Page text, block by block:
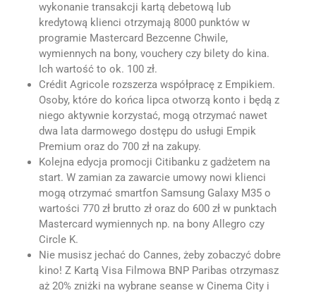
wykonanie transakcji kartą debetową lub
kredytową klienci otrzymają 8000 punktów w
programie Mastercard Bezcenne Chwile,
wymiennych na bony, vouchery czy bilety do kina.
Ich wartość to ok. 100 zł.
Crédit Agricole rozszerza współpracę z Empikiem.
Osoby, które do końca lipca otworzą konto i będą z
niego aktywnie korzystać, mogą otrzymać nawet
dwa lata darmowego dostępu do usługi Empik
Premium oraz do 700 zł na zakupy.
Kolejna edycja promocji Citibanku z gadżetem na
start. W zamian za zawarcie umowy nowi klienci
mogą otrzymać smartfon Samsung Galaxy M35 o
wartości 770 zł brutto zł oraz do 600 zł w punktach
Mastercard wymiennych np. na bony Allegro czy
Circle K.
Nie musisz jechać do Cannes, żeby zobaczyć dobre
kino! Z Kartą Visa Filmowa BNP Paribas otrzymasz
aż 20% zniżki na wybrane seanse w Cinema City i